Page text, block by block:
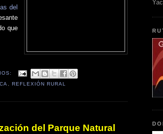
del
que
, REFLEXIÓN RURAL
del Parque Natural